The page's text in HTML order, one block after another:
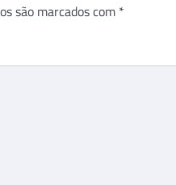
são marcados com *